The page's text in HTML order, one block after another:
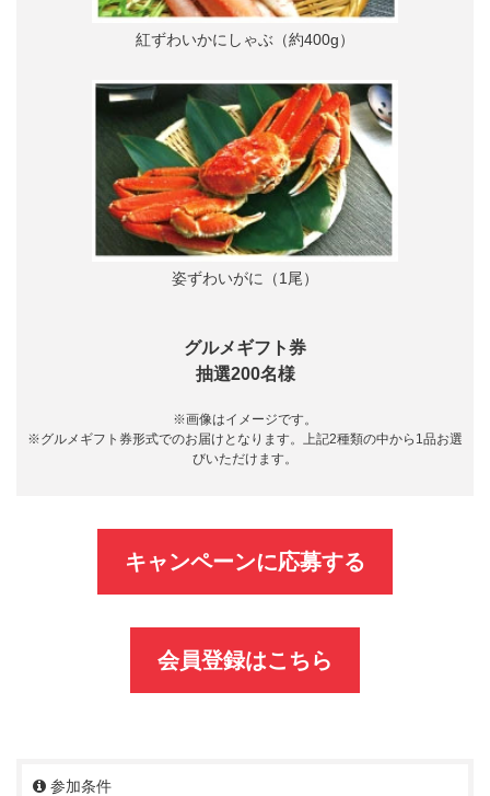
紅ずわいかにしゃぶ（約400g）
姿ずわいがに（1尾）
グルメギフト券
抽選200名様
※画像はイメージです。
※グルメギフト券形式でのお届けとなります。上記2種類の中から1品お選
びいただけます。
キャンペーンに応募する
会員登録はこちら
参加条件